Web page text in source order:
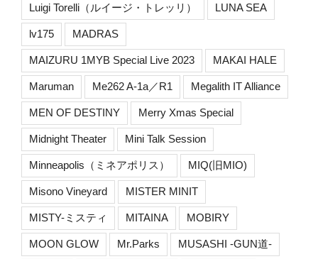
Luigi Torelli（ルイージ・トレッリ） LUNA SEA
lv175 MADRAS
MAIZURU 1MYB Special Live 2023 MAKAI HALE
Maruman Me262 A-1a／R1 Megalith IT Alliance
MEN OF DESTINY Merry Xmas Special
Midnight Theater Mini Talk Session
Minneapolis（ミネアポリス） MIQ(旧MIO)
Misono Vineyard MISTER MINIT
MISTY-ミスティ MITAINA MOBIRY
MOON GLOW Mr.Parks MUSASHI -GUN道-